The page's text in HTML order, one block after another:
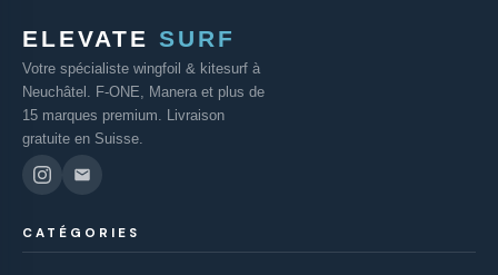
ELEVATE SURF
Votre spécialiste wingfoil & kitesurf à
Neuchâtel. F-ONE, Manera et plus de
15 marques premium. Livraison
gratuite en Suisse.
CATÉGORIES